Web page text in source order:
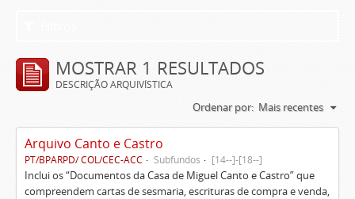
MOSTRAR 1 RESULTADOS
DESCRIÇÃO ARQUIVÍSTICA
Ordenar por: Mais recentes
Arquivo Canto e Castro
PT/BPARPD/ COL/CEC-ACC Subfundos [14--]-[18--]
Inclui os “Documentos da Casa de Miguel Canto e Castro” que
compreendem cartas de sesmaria, escrituras de compra e venda,